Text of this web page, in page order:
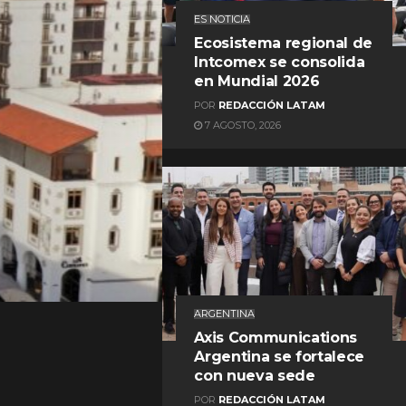
ES NOTICIA
Ecosistema regional de
Intcomex se consolida
en Mundial 2026
POR REDACCIÓN LATAM
7 AGOSTO, 2026
ARGENTINA
Axis Communications
Argentina se fortalece
con nueva sede
POR REDACCIÓN LATAM